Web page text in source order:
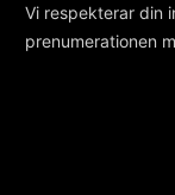
Vi respekterar din
prenumerationen